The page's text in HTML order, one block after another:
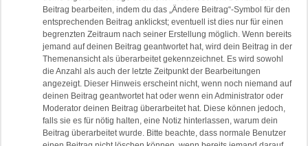
Beitrag bearbeiten, indem du das „Ändere Beitrag“-Symbol für den
entsprechenden Beitrag anklickst; eventuell ist dies nur für einen
begrenzten Zeitraum nach seiner Erstellung möglich. Wenn bereits
jemand auf deinen Beitrag geantwortet hat, wird dein Beitrag in der
Themenansicht als überarbeitet gekennzeichnet. Es wird sowohl
die Anzahl als auch der letzte Zeitpunkt der Bearbeitungen
angezeigt. Dieser Hinweis erscheint nicht, wenn noch niemand auf
deinen Beitrag geantwortet hat oder wenn ein Administrator oder
Moderator deinen Beitrag überarbeitet hat. Diese können jedoch,
falls sie es für nötig halten, eine Notiz hinterlassen, warum dein
Beitrag überarbeitet wurde. Bitte beachte, dass normale Benutzer